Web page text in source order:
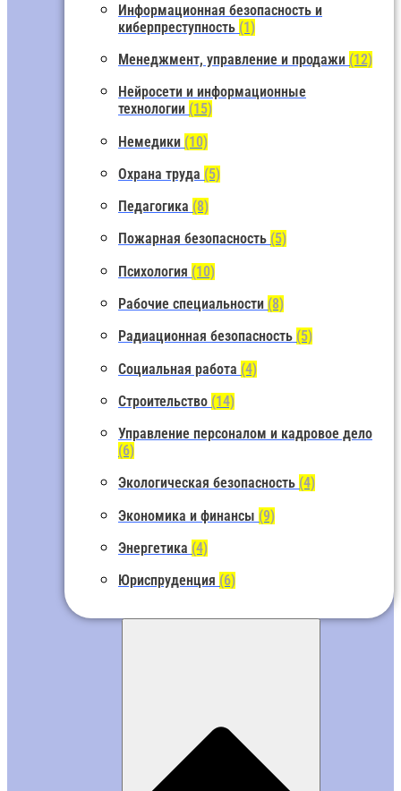
Информационная безопасность и
киберпреступность (1)
Менеджмент, управление и продажи (12)
Нейросети и информационные
технологии (15)
Немедики (10)
Охрана труда (5)
Педагогика (8)
Пожарная безопасность (5)
Психология (10)
Рабочие специальности (8)
Радиационная безопасность (5)
Социальная работа (4)
Строительство (14)
Управление персоналом и кадровое дело
(6)
Экологическая безопасность (4)
Экономика и финансы (9)
Энергетика (4)
Юриспруденция (6)